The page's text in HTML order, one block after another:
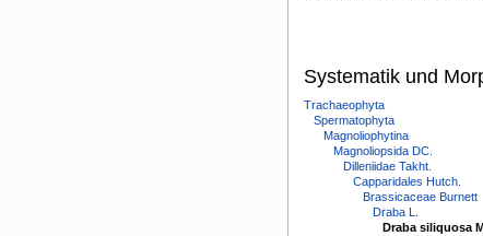
Systematik und
Trachaeophyta
Spermatophyta
Magnoliophytina
Magnoliopsida DC.
Dilleniidae Takht.
Capparidales Hutch.
Brassicaceae Burnett
Draba L.
Draba siliquosa